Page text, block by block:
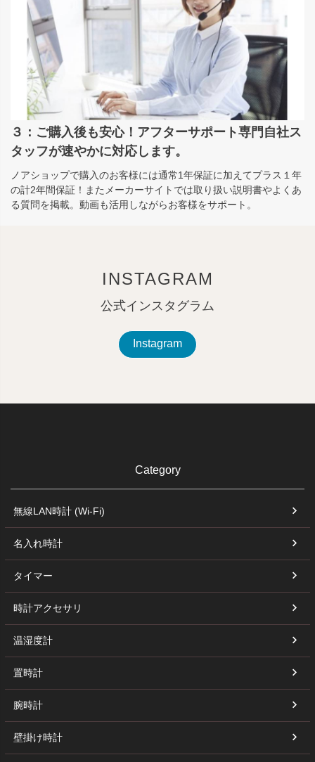
３：ご購入後も安心！アフターサポート専門自社ス
タッフが速やかに対応します。
ノアショップで購入のお客様には通常1年保証に加えてプラス１年
の計2年間保証！またメーカーサイトでは取り扱い説明書やよくあ
る質問を掲載。動画も活用しながらお客様をサポート。
INSTAGRAM
公式インスタグラム
Instagram
Category
無線LAN時計 (Wi-Fi)
名入れ時計
タイマー
時計アクセサリ
温湿度計
置時計
腕時計
壁掛け時計